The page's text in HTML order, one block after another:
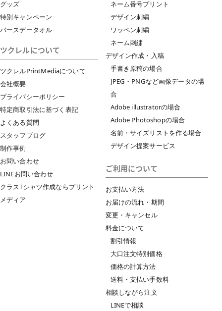
グッズ
特別キャンペーン
バースデータオル
ツクレルについて
ツクレルPrintMediaについて
会社概要
プライバシーポリシー
特定商取引法に基づく表記
よくある質問
スタッフブログ
制作事例
お問い合わせ
LINEお問い合わせ
クラスTシャツ作成ならプリント
メディア
ネーム番号プリント
デザイン刺繍
ワッペン刺繍
ネーム刺繍
デザイン作成・入稿
手書き原稿の場合
JPEG・PNGなど画像データの場
合
Adobe illustratorの場合
Adobe Photoshopの場合
名前・サイズリストを作る場合
デザイン提案サービス
ご利用について
お支払い方法
お届けの流れ・期間
変更・キャンセル
料金について
割引情報
大口注文特別価格
価格の計算方法
送料・支払い手数料
相談しながら注文
LINEで相談